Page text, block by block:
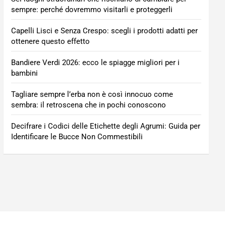
sempre: perché dovremmo visitarli e proteggerli
Capelli Lisci e Senza Crespo: scegli i prodotti adatti per
ottenere questo effetto
Bandiere Verdi 2026: ecco le spiagge migliori per i
bambini
Tagliare sempre l’erba non è così innocuo come
sembra: il retroscena che in pochi conoscono
Decifrare i Codici delle Etichette degli Agrumi: Guida per
Identificare le Bucce Non Commestibili